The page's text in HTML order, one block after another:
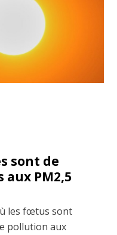
sont de
aux PM2,5
les fœtus sont
pollution aux